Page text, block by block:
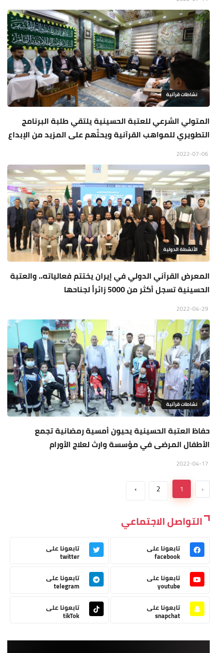
نشاطات قرآنية
المتولي الشرعي للعتبة الحسينية يلتقي طلبة البرنامج
التطويري للمواهب القرآنية ويحثّهم على المزيد من الإبداع
الأنشطة الدولية
المعرض القرآني الدولي في إيران يختتم فعالياته.. والعتبة
الحسينية تسجل أكثر من 5000 زائراً لجناحها
نشاطات قرآنية
حفاظ العتبة الحسينية يحيون أمسية رمضانية تجمع
الأطفال المرضى في مؤسسة وارث لعلاج الأورام
‹
1
2
›
التواصل الاجتماعي
تابعونا على
facebook
تابعونا على
twitter
تابعونا على
youtube
تابعونا على
telegram
تابعونا على
snapchat
تابعونا على
tikTok